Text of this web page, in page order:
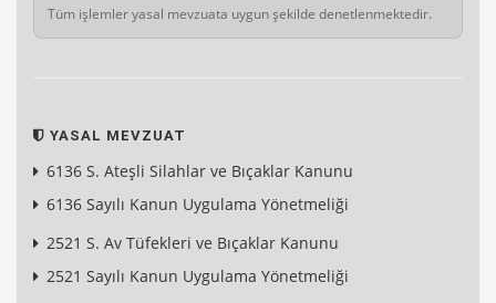
Tüm işlemler yasal mevzuata uygun şekilde denetlenmektedir.
YASAL MEVZUAT
6136 S. Ateşli Silahlar ve Bıçaklar Kanunu
6136 Sayılı Kanun Uygulama Yönetmeliği
2521 S. Av Tüfekleri ve Bıçaklar Kanunu
2521 Sayılı Kanun Uygulama Yönetmeliği